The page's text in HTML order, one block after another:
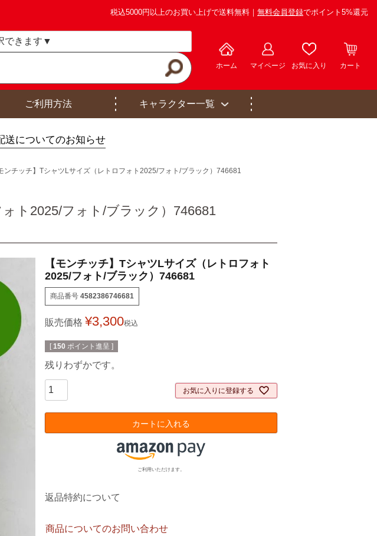
税込5000円以上のお買い上げで送料無料｜ 無料会員登録でポイント5%還元
ホーム マイページ お気に入り カート
ご利用方法 キャラクター一覧
送についてのお知らせ
ンチッチ】TシャツLサイズ（レトロフォト2025/フォト/ブラック）746681
ト2025/フォト/ブラック）746681
【モンチッチ】TシャツLサイズ（レトロフォト
2025/フォト/ブラック）746681
商品番号 4582386746681
販売価格 ¥3,300税込
[ 150 ポイント進呈 ]
残りわずかです。
お気に入りに登録する
カートに入れる
ご利用いただけます。
返品特約について
商品についてのお問い合わせ